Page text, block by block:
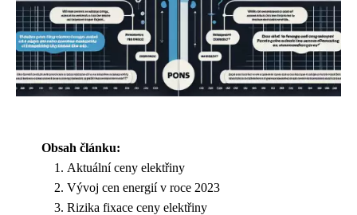
Obsah článku:
Aktuální ceny elektřiny
Vývoj cen energií v roce 2023
Rizika fixace ceny elektřiny